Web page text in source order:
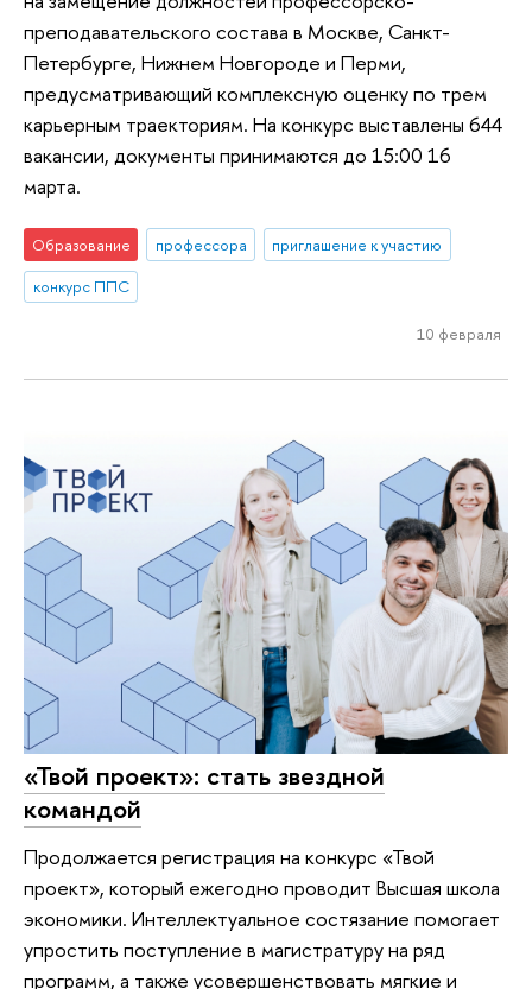
преподавательского состава в Москве, Санкт-
Петербурге, Нижнем Новгороде и Перми,
предусматривающий комплексную оценку по трем
карьерным траекториям. На конкурс выставлены 644
вакансии, документы принимаются до 15:00 16
марта.
Образование профессора
приглашение к участию
конкурс ППС
10 февраля
«Твой проект»: стать звездной
командой
Продолжается регистрация на конкурс «Твой
проект», который ежегодно проводит Высшая школа
экономики. Интеллектуальное состязание помогает
упростить поступление в магистратуру на ряд
программ, а также усовершенствовать мягкие и